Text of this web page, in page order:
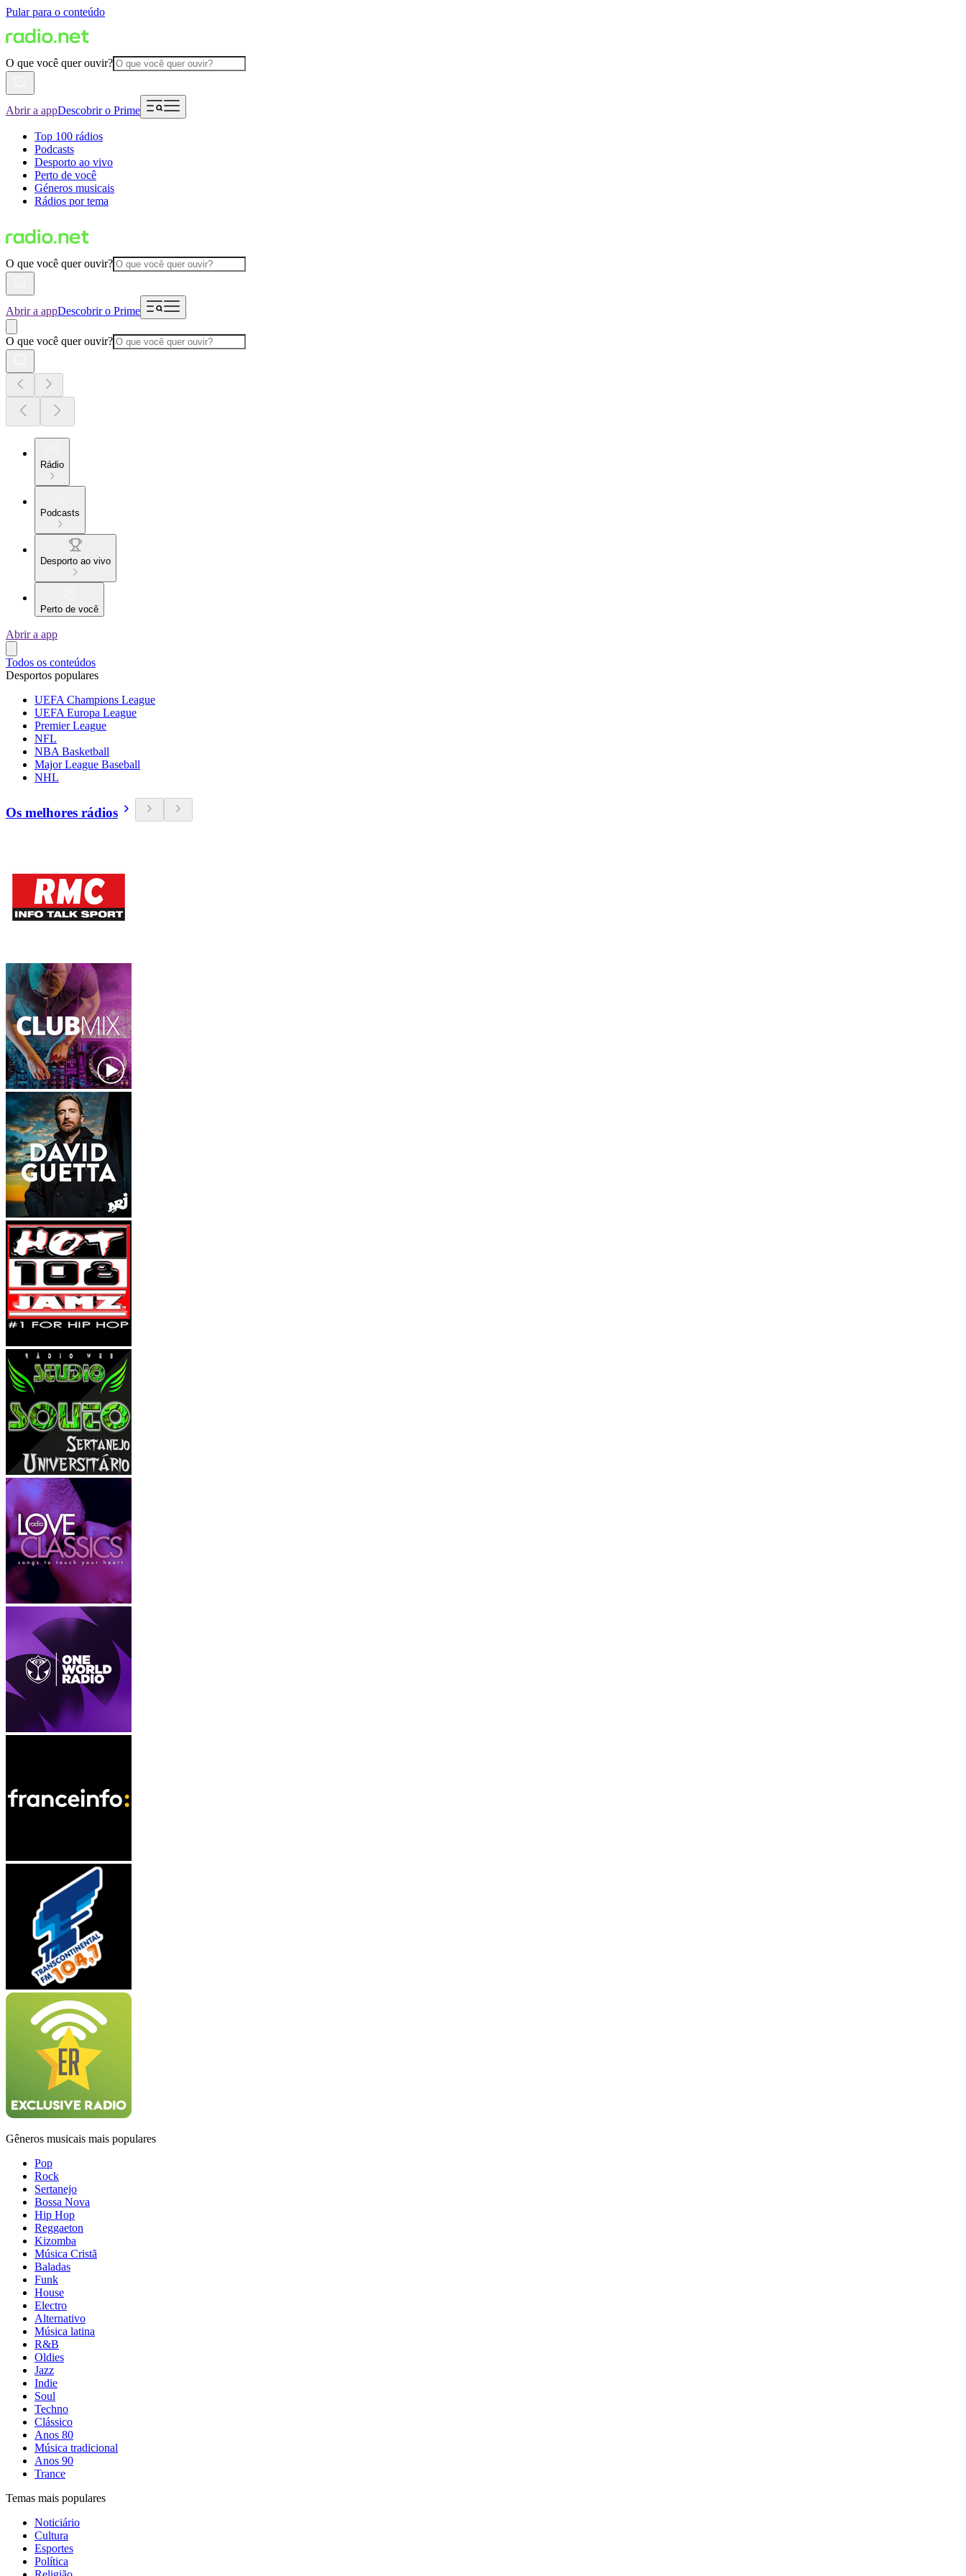
Pular para o conteúdo
O que você quer ouvir?
Abrir a appDescobrir o Prime
Top 100 rádios
Podcasts
Desporto ao vivo
Perto de você
Géneros musicais
Rádios por tema
O que você quer ouvir?
Abrir a appDescobrir o Prime
O que você quer ouvir?
Rádio
Podcasts
Desporto ao vivo
Perto de você
Abrir a app
Todos os conteúdos
Desportos populares
UEFA Champions League
UEFA Europa League
Premier League
NFL
NBA Basketball
Major League Baseball
NHL
Os melhores rádios
Gêneros musicais mais populares
Pop
Rock
Sertanejo
Bossa Nova
Hip Hop
Reggaeton
Kizomba
Música Cristã
Baladas
Funk
House
Electro
Alternativo
Música latina
R&B
Oldies
Jazz
Indie
Soul
Techno
Clássico
Anos 80
Música tradicional
Anos 90
Trance
Temas mais populares
Noticiário
Cultura
Esportes
Política